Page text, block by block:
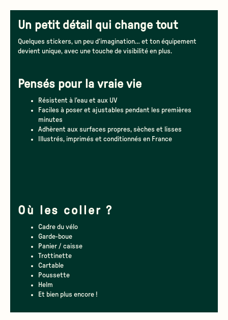
Un petit détail qui change tout
Quelques stickers, un peu d’imagination… et ton équipement
devient unique, avec une touche de visibilité en plus.
Pensés pour la vraie vie
Résistent à l’eau et aux UV
Faciles à poser et ajustables pendant les premières
minutes
Adhèrent aux surfaces propres, sèches et lisses
Illustrés, imprimés et conditionnés en France
Où les coller ?
Cadre du vélo
Garde-boue
Panier / caisse
Trottinette
Cartable
Poussette
Helm
Et bien plus encore !